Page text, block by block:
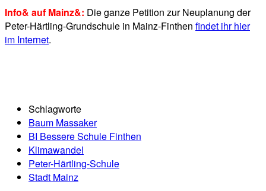
Info& auf Mainz&: Die ganze Petition zur Neuplanung der
Peter-Härtling-Grundschule in Mainz-Finthen findet ihr hier
im Internet.
Schlagworte
Baum Massaker
BI Bessere Schule Finthen
Klimawandel
Peter-Härtling-Schule
Stadt Mainz